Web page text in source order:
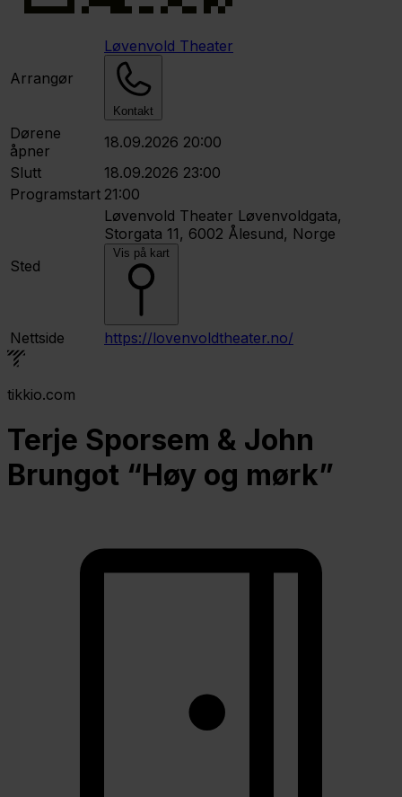
Arrangør
Løvenvold Theater
Kontakt
Dørene
åpner
18.09.2026 20:00
Slutt
18.09.2026 23:00
Programstart 21:00
Sted
Løvenvold Theater Løvenvoldgata,
Storgata 11, 6002 Ålesund, Norge
Vis på kart
Nettside https://lovenvoldtheater.no/
tikkio.com
Terje Sporsem & John
Brungot “Høy og mørk”